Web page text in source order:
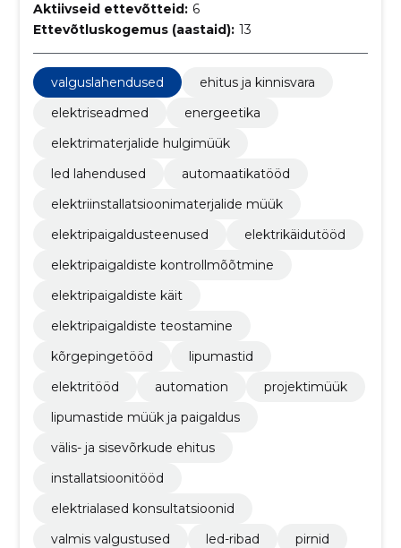
Aktiivseid ettevõtteid: 6
Ettevõtluskogemus (aastaid): 13
valguslahendused
ehitus ja kinnisvara
elektriseadmed
energeetika
elektrimaterjalide hulgimüük
led lahendused
automaatikatööd
elektriinstallatsioonimaterjalide müük
elektripaigaldusteenused
elektrikäidutööd
elektripaigaldiste kontrollmõõtmine
elektripaigaldiste käit
elektripaigaldiste teostamine
kõrgepingetööd
lipumastid
elektritööd
automation
projektimüük
lipumastide müük ja paigaldus
välis- ja sisevõrkude ehitus
installatsioonitööd
elektrialased konsultatsioonid
valmis valgustused
led-ribad
pirnid